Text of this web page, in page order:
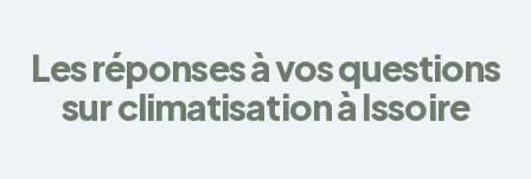
Les réponses à vos questions
sur climatisation à Issoire